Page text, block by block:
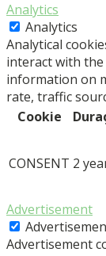
Analytics
Analytics
Analytical
interact with the
information on
rate, traffic
Cookie
CONSENT 2
Advertisement
Advertisement